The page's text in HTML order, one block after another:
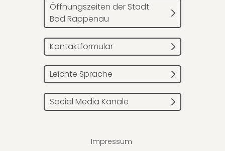
Öffnungszeiten der Stadt
Bad Rappenau
Kontaktformular
Leichte Sprache
Social Media Kanäle
Impressum